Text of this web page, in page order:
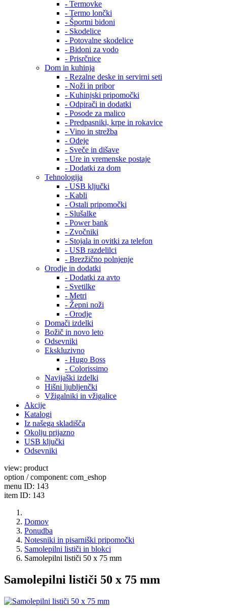
- Termovke
- Termo lončki
- Športni bidoni
- Skodelice
- Potovalne skodelice
- Bidoni za vodo
- Prisrčnice
Dom in kuhinja
- Rezalne deske in servirni seti
- Noži in pribor
- Kuhinjski pripomočki
- Odpirači in dodatki
- Posode za malico
- Predpasniki, krpe in rokavice
- Vino in strežba
- Odeje
- Sveče in dišave
- Ure in vremenske postaje
- Dodatki za dom
Tehnologija
- USB ključki
- Kabli
- Ostali pripomočki
- Slušalke
- Power bank
- Zvočniki
- Stojala in ovitki za telefon
- USB razdelilci
- Brezžično polnjenje
Orodje in dodatki
- Dodatki za avto
- Svetilke
- Metri
- Žepni noži
- Orodje
Domači izdelki
Božič in novo leto
Odsevniki
Ekskluzivno
- Hugo Boss
- Colorissimo
Navijaški izdelki
Hišni ljubljenčki
Vžigalniki in vžigalice
Akcije
Katalogi
Iz našega skladišča
Okolju prijazno
USB ključki
Odsevniki
view: product
option / component: com_eshop
menu ID: 143
item ID: 143
Domov
Ponudba
Notesniki in pisarniški pripomočki
Samolepilni lističi in blokci
Samolepilni lističi 50 x 75 mm
Samolepilni lističi 50 x 75 mm